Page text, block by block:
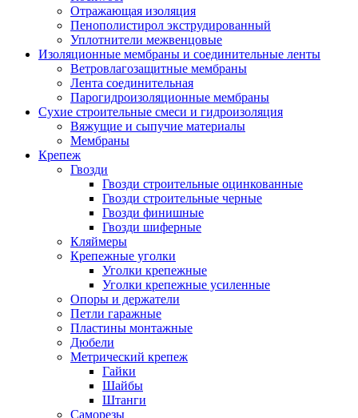
Отражающая изоляция
Пенополистирол экструдированный
Уплотнители межвенцовые
Изоляционные мембраны и соединительные ленты
Ветровлагозащитные мембраны
Лента соединительная
Парогидроизоляционные мембраны
Сухие строительные смеси и гидроизоляция
Вяжущие и сыпучие материалы
Мембраны
Крепеж
Гвозди
Гвозди строительные оцинкованные
Гвозди строительные черные
Гвозди финишные
Гвозди шиферные
Кляймеры
Крепежные уголки
Уголки крепежные
Уголки крепежные усиленные
Опоры и держатели
Петли гаражные
Пластины монтажные
Дюбели
Метрический крепеж
Гайки
Шайбы
Штанги
Саморезы